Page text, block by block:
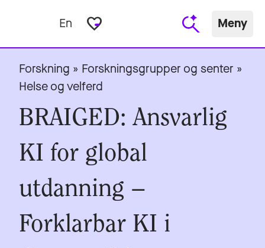
En favorite_border Meny
Forskning » Forskningsgrupper og senter »
Helse og velferd
BRAIGED: Ansvarlig
KI for global
utdanning –
Forklarbar KI i